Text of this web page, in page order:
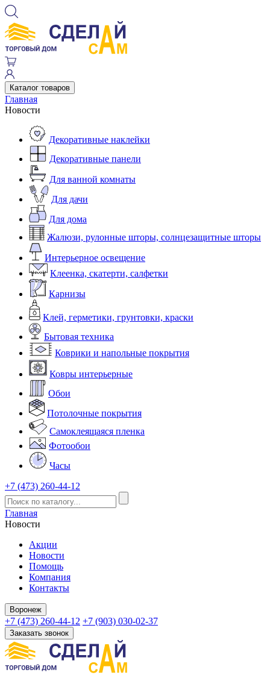
Каталог товаров
Главная
Новости
Декоративные наклейки
Декоративные панели
Для ванной комнаты
Для дачи
Для дома
Жалюзи, рулонные шторы, солнцезащитные шторы
Интерьерное освещение
Клеенка, скатерти, салфетки
Карнизы
Клей, герметики, грунтовки, краски
Бытовая техника
Коврики и напольные покрытия
Ковры интерьерные
Обои
Потолочные покрытия
Самоклеящаяся пленка
Фотообои
Часы
+7 (473) 260-44-12
Главная
Новости
Акции
Новости
Помощь
Компания
Контакты
Воронеж
+7 (473) 260-44-12 +7 (903) 030-02-37
Заказать звонок